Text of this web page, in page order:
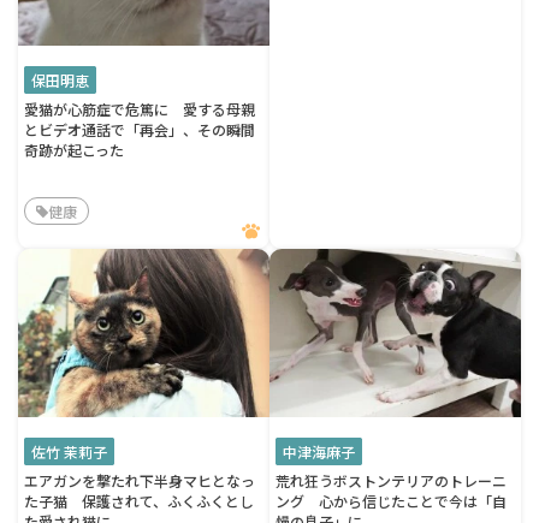
保田明恵
愛猫が心筋症で危篤に 愛する母親
とビデオ通話で「再会」、その瞬間
奇跡が起こった
健康
佐竹 茉莉子
エアガンを撃たれ下半身マヒとなっ
た子猫 保護されて、ふくふくとし
中津海麻子
荒れ狂うボストンテリアのトレーニ
ング 心から信じたことで今は「自